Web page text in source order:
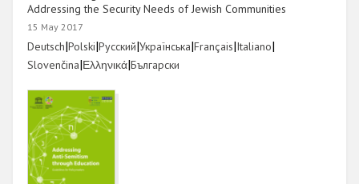
Addressing the Security Needs of Jewish Communities
15 May 2017
Link
Deutsch|Link
Polski|Link
Русский|Link
Українська|Link
Français|Link
Italiano|
Link
Slovenčina|Link
Ελληνικά|Link
Български